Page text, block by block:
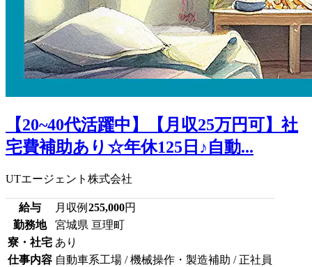
【20~40代活躍中】【月収25万円可】社
宅費補助あり☆年休125日♪自動...
UTエージェント株式会社
給与 月収例 255,000円
勤務地
宮城県 亘理町
寮・社宅 あり
仕事内容 自動車系工場 / 機械操作・製造補助 / 正社員